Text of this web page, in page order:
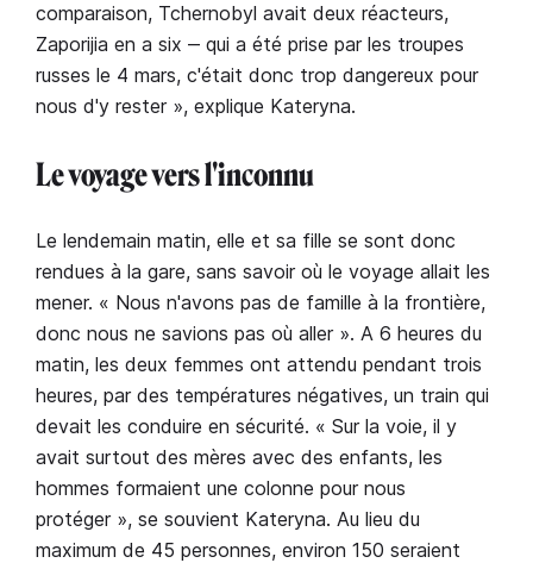
comparaison, Tchernobyl avait deux réacteurs,
Zaporijia en a six ‒ qui a été prise par les troupes
russes le 4 mars, c'était donc trop dangereux pour
nous d'y rester », explique Kateryna.
Le voyage vers l'inconnu
Le lendemain matin, elle et sa fille se sont donc
rendues à la gare, sans savoir où le voyage allait les
mener. « Nous n'avons pas de famille à la frontière,
donc nous ne savions pas où aller ». A 6 heures du
matin, les deux femmes ont attendu pendant trois
heures, par des températures négatives, un train qui
devait les conduire en sécurité. « Sur la voie, il y
avait surtout des mères avec des enfants, les
hommes formaient une colonne pour nous
protéger », se souvient Kateryna. Au lieu du
maximum de 45 personnes, environ 150 seraient